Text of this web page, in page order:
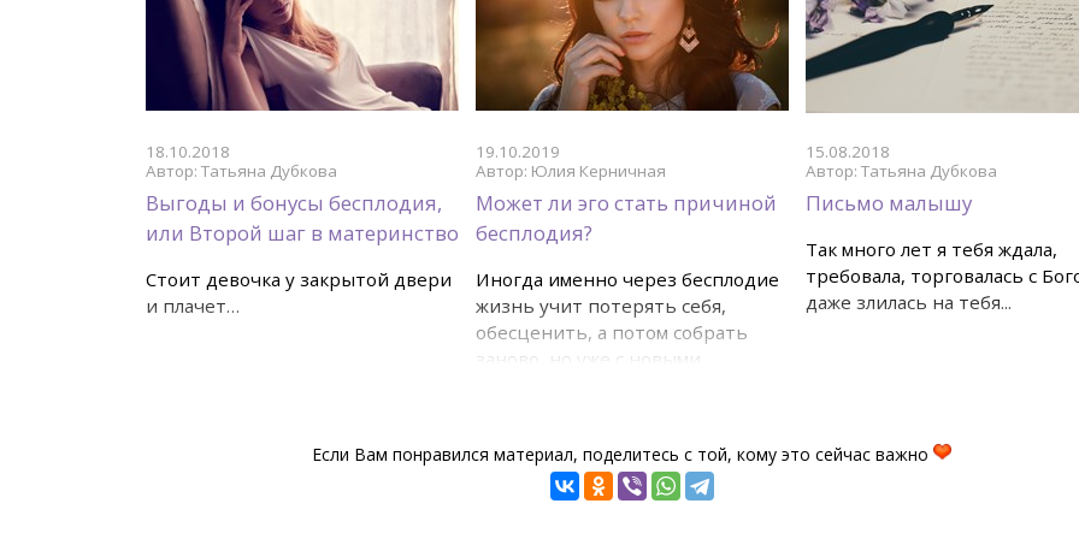
18.10.2018
Автор: Татьяна Дубкова
Выгоды и бонусы бесплодия,
или Второй шаг в материнство
Стоит девочка у закрытой двери
и плачет…
19.10.2019
Автор: Юлия Керничная
Может ли эго стать причиной
бесплодия?
Иногда именно через бесплодие
жизнь учит потерять себя,
обесценить, а потом собрать
заново, но уже с новыми
15.08.2018
Автор: Татьяна Дубкова
Письмо малышу
Так много лет я тебя ждала,
требовала, торговалась с
даже злилась на тебя...
Если Вам понравился материал, поделитесь с той, кому это сейчас важно